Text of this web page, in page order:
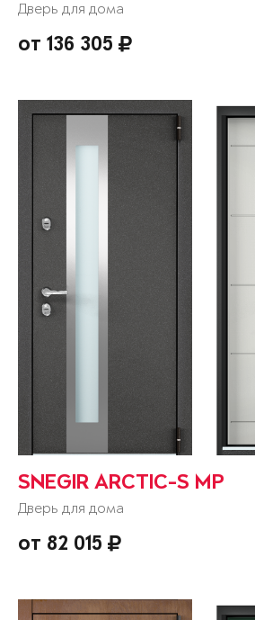
Дверь для дома
от 136 305
SNEGIR ARCTIC-S MP
Дверь для дома
от 82 015